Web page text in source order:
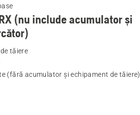
(nu include acumulator și
tăiere
(fără acumulator și echipament de tăiere)